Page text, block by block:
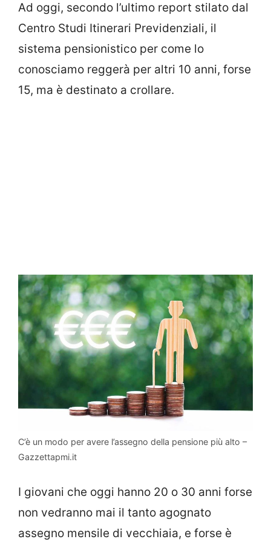
Ad oggi, secondo l’ultimo report stilato dal
Centro Studi Itinerari Previdenziali, il
sistema pensionistico per come lo
conosciamo reggerà per altri 10 anni, forse
15, ma è destinato a crollare.
C’è un modo per avere l’assegno della pensione più alto –
Gazzettapmi.it
I giovani che oggi hanno 20 o 30 anni forse
non vedranno mai il tanto agognato
assegno mensile di vecchiaia, e forse è